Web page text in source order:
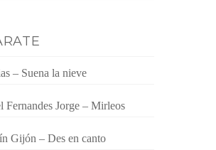
– Suena la nieve
Fernandes Jorge – Mirleos
Gijón – Des en canto